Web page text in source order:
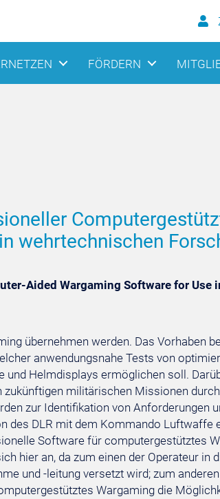
FÖRDERN
wehrtechnischen
Aided Wargaming Software for Use
übernehmen werden. Das Vorhaben
anwendungsnahe Tests von
und Helmdisplays ermöglichen soll.
militärischen Missionen
zur Identifikation von Anforderungen
des DLR mit dem Kommando Luftwaffe
Software für computergestütztes
hier an, da zum einen der Operateur in
und -leitung versetzt wird; zum
Wargaming die